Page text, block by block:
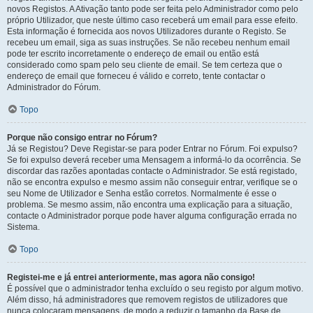
novos Registos. A Ativação tanto pode ser feita pelo Administrador como pelo
próprio Utilizador, que neste último caso receberá um email para esse efeito.
Esta informação é fornecida aos novos Utilizadores durante o Registo. Se
recebeu um email, siga as suas instruções. Se não recebeu nenhum email
pode ter escrito incorretamente o endereço de email ou então está
considerado como spam pelo seu cliente de email. Se tem certeza que o
endereço de email que forneceu é válido e correto, tente contactar o
Administrador do Fórum.
Topo
Porque não consigo entrar no Fórum?
Já se Registou? Deve Registar-se para poder Entrar no Fórum. Foi expulso?
Se foi expulso deverá receber uma Mensagem a informá-lo da ocorrência. Se
discordar das razões apontadas contacte o Administrador. Se está registado,
não se encontra expulso e mesmo assim não conseguir entrar, verifique se o
seu Nome de Utilizador e Senha estão corretos. Normalmente é esse o
problema. Se mesmo assim, não encontra uma explicação para a situação,
contacte o Administrador porque pode haver alguma configuração errada no
Sistema.
Topo
Registei-me e já entrei anteriormente, mas agora não consigo!
É possível que o administrador tenha excluído o seu registo por algum motivo.
Além disso, há administradores que removem registos de utilizadores que
nunca colocaram mensagens, de modo a reduzir o tamanho da Base de